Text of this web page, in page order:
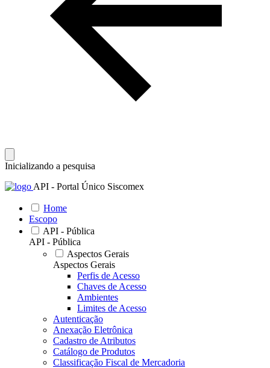
Inicializando a pesquisa
API - Portal Único Siscomex
Home
Escopo
API - Pública
API - Pública
Aspectos Gerais
Aspectos Gerais
Perfis de Acesso
Chaves de Acesso
Ambientes
Limites de Acesso
Autenticação
Anexação Eletrônica
Cadastro de Atributos
Catálogo de Produtos
Classificação Fiscal de Mercadoria